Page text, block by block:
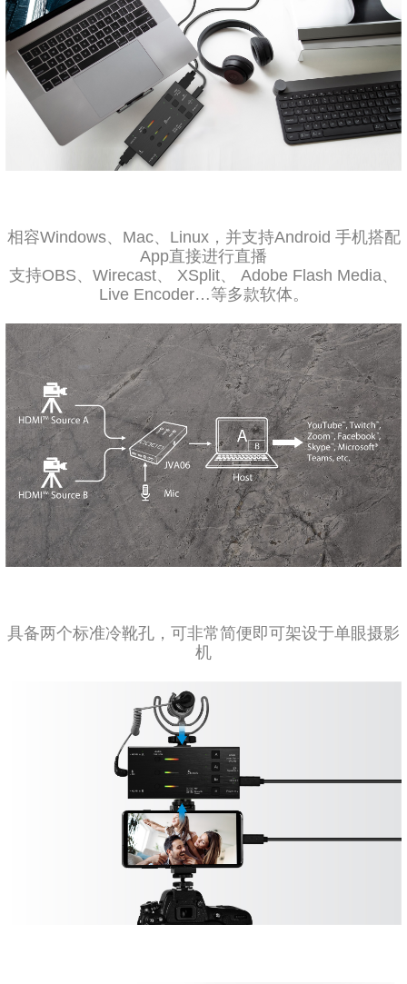
相容Windows、Mac、Linux，并支持Android 手机搭配
App直接进行直播
支持OBS、Wirecast、 XSplit、 Adobe Flash Media、
Live Encoder…等多款软体。
具备两个标准冷靴孔，可非常简便即可架设于单眼摄影
机